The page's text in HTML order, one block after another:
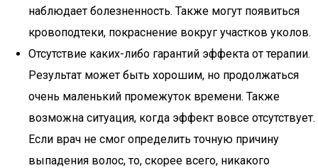
наблюдает болезненность. Также могут появиться
кровоподтеки, покраснение вокруг участков уколов.
Отсутствие каких-либо гарантий эффекта от терапии.
Результат может быть хорошим, но продолжаться
очень маленький промежуток времени. Также
возможна ситуация, когда эффект вовсе отсутствует.
Если врач не смог определить точную причину
выпадения волос, то, скорее всего, никакого